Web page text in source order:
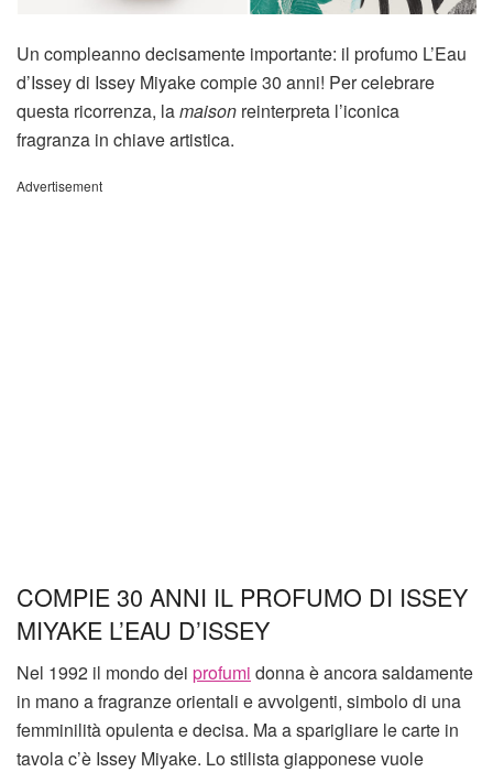
Un compleanno decisamente importante: il profumo L’Eau
d’Issey di Issey Miyake compie 30 anni! Per celebrare
questa ricorrenza, lamaison reinterpreta l’iconica
fragranza in chiave artistica.
Advertisement
COMPIE 30 ANNI IL PROFUMO DI ISSEY
MIYAKE L’EAU D’ISSEY
Nel 1992 il mondo dei profumi donna è ancora saldamente
in mano a fragranze orientali e avvolgenti, simbolo di una
femminilità opulenta e decisa. Ma a sparigliare le carte in
tavola c’è Issey Miyake. Lo stilista giapponese vuole